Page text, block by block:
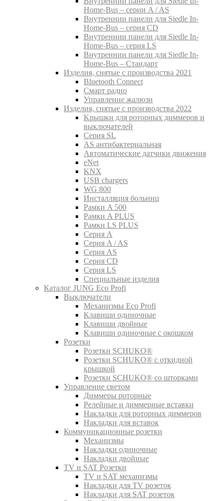
Home-Bus – серии A / AS
Внутреннии панели для Siedle In-
Home-Bus – серия CD
Внутреннии панели для Siedle In-
Home-Bus – серия LS
Внутреннии панели для Siedle In-
Home-Bus – Стандарт
Изделия, снятые с производства 2021
Bluetooth Connect
Смарт радио
Управление жалюзи
Изделия, снятые с производства 2022
Kрышки для роторных диммеров и
выключателей
Серия SL
AS антибактериальная
Aвтоматические датчики движения
eNet
KNX
USB chargers
WG 800
Инсталляция больниц
Рамки A 500
Рамки A PLUS
Рамки LS PLUS
Серия A
Серия A / AS
Серия AS
Серия CD
Серия LS
Специальные изделия
Каталог JUNG Eco Profi
Выключатели
Механизмы Eco Profi
Клавиши одиночные
Клавиши двойные
Клавиши одиночные с окошком
Розетки
Розетки SCHUKO®
Розетки SCHUKO® с откидной
крышкой
Розетки SCHUKO® со шторками
Управление светом
Диммеры роторные
Релейные и диммерные вставки
Накладки для роторных диммеров
Накладки для вставок
Коммуникационные розетки
Механизмы
Накладки одиночные
Накладки двойные
TV и SAT Розетки
TV и SAT механизмы
Накладки для TV розеток
Накладки для SAT розеток